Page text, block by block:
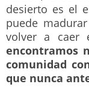
desierto es el
puede
volver a caer
encontramos
comunidad
que nunca